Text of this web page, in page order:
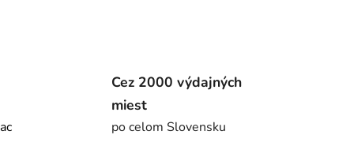
Cez 2000 výdajných
miest
po celom Slovensku